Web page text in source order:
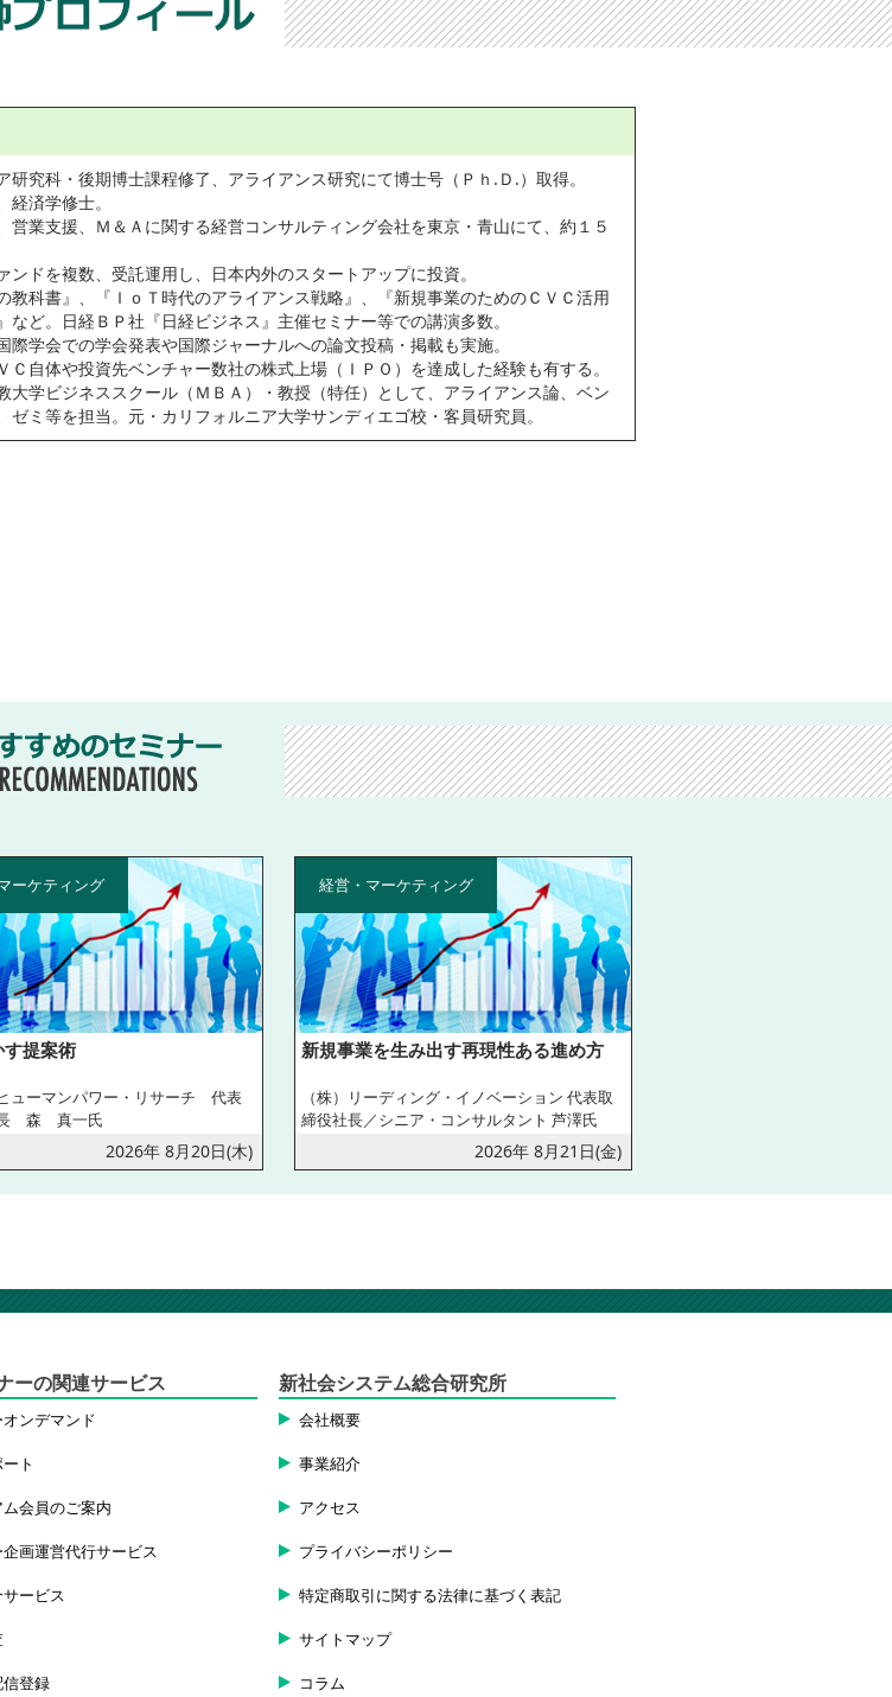
究科・後期博士課程修了、アライアンス研究にて博士号（Ｐｈ.Ｄ.）取得。
済学修士。
営業支援、Ｍ＆Ａに関する経営コンサルティング会社を東京・青山にて、約１５
ドを複数、受託運用し、日本内外のスタートアップに投資。
教科書』、『ＩｏＴ時代のアライアンス戦略』、『新規事業のためのＣＶＣ活用
ど。日経ＢＰ社『日経ビジネス』主催セミナー等での講演多数。
学会での学会発表や国際ジャーナルへの論文投稿・掲載も実施。
自体や投資先ベンチャー数社の株式上場（ＩＰＯ）を達成した経験も有する。
大学ビジネススクール（ＭＢＡ）・教授（特任）として、アライアンス論、ベン
ミ等を担当。元・カリフォルニア大学サンディエゴ校・客員研究員。
ーケティング
す提案術
ューマンパワー・リサーチ 代表
森 真一氏
2026年 8月20日(木)
経営・マーケティング
新規事業を生み出す再現性ある進め方
（株）リーディング・イノベーション 代表取
締役社長／シニア・コンサルタント 芦澤氏
2026年 8月21日(金)
ーの関連サービス
オンデマンド
ト
ム会員のご案内
企画運営代行サービス
ービス
信登録
新社会システム総合研究所
会社概要
事業紹介
アクセス
プライバシーポリシー
特定商取引に関する法律に基づく表記
サイトマップ
コラム